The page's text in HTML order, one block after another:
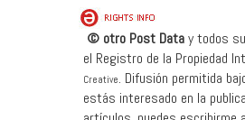
© otro Post Datay todos
el Registro de la Propiedad
Creative. Difusión permitida
estás interesado en la